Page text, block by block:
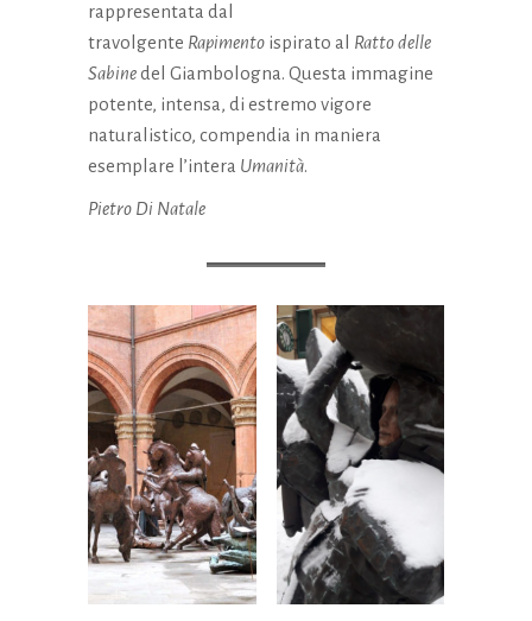
rappresentata dal
travolgente Rapimento ispirato al Ratto delle
Sabinedel Giambologna. Questa immagine
potente, intensa, di estremo vigore
naturalistico, compendia in maniera
esemplare l’intera Umanità.
Pietro Di Natale